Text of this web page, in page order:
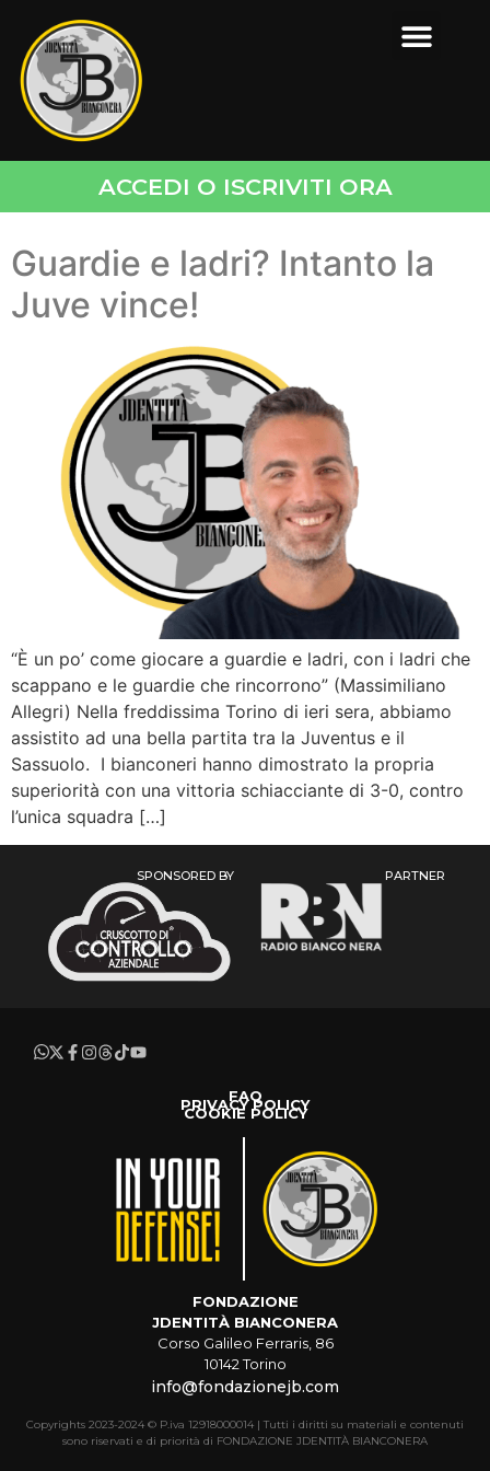
ACCEDI O ISCRIVITI ORA
Guardie e ladri? Intanto la
Juve vince!
“È un po’ come giocare a guardie e ladri, con i ladri che
scappano e le guardie che rincorrono” (Massimiliano
Allegri) Nella freddissima Torino di ieri sera, abbiamo
assistito ad una bella partita tra la Juventus e il
Sassuolo. I bianconeri hanno dimostrato la propria
superiorità con una vittoria schiacciante di 3-0, contro
l’unica squadra […]
SPONSORED BY PARTNER
FAQ
PRIVACY POLICY
COOKIE POLICY
FONDAZIONE
JDENTITÀ BIANCONERA
Corso Galileo Ferraris, 86
10142 Torino
info@fondazionejb.com
Copyrights 2023-2024 © P.iva 12918000014 | Tutti i diritti su materiali e contenuti
sono riservati e di priorità di FONDAZIONE JDENTITÀ BIANCONERA